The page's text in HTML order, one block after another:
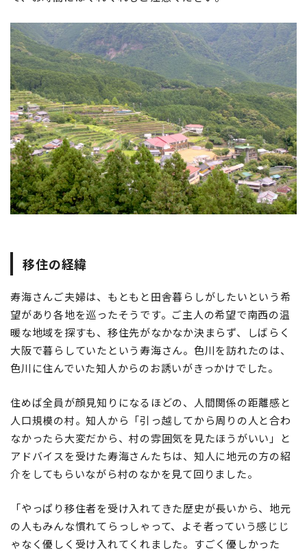
移住の経緯
寿海さんご夫婦は、もともと田舎暮らしがしたいという希
望があり各地を巡ったそうです。ご主人の希望で南西の温
暖な地域を探すも、移住先がなかなか決まらず、しばらく
大阪で暮らしていたという寿海さん。色川を訪れたのは、
色川に住んでいた知人からのお誘いがきっかけでした。
住めば全員が顔見知りになるほどの、人間関係の距離感と
人口規模の村。知人から「引っ越してから周りの人と合わ
なかったら大変だから、村の雰囲気を見たほうがいい」と
アドバイスを受けた寿海さんたちは、知人に地元の方の紹
介をしてもらいながら村のなかを見て回りました。
「やっぱり移住者を受け入れてきた歴史が長いから、地元
の人もみんな慣れてらっしゃって、よそ者っていう感じじ
ゃなく優しく受け入れてくれました。すごく優しかった